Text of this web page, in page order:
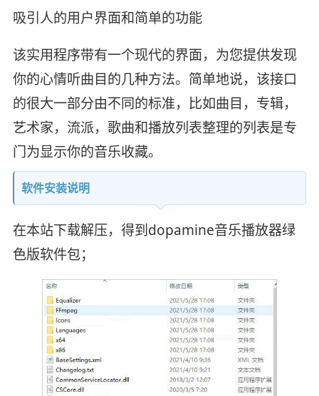
吸引人的用户界面和简单的功能
该实用程序带有一个现代的界面，为您提供发现
你的心情听曲目的几种方法。简单地说，该接口
的很大一部分由不同的标准，比如曲目，专辑，
艺术家，流派，歌曲和播放列表整理的列表是专
门为显示你的音乐收藏。
软件安装说明
在本站下载解压，得到dopamine音乐播放器绿
色版软件包；